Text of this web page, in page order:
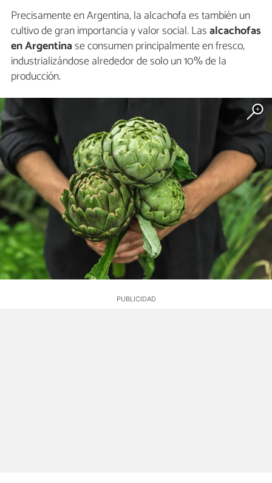
Precisamente en Argentina, la alcachofa es también un
cultivo de gran importancia y valor social. Lasalcachofas
en Argentinase consumen principalmente en fresco,
industrializándose alrededor de solo un 10% de la
producción.